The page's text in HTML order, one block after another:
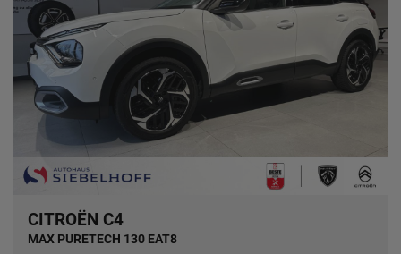
CITROËN C4
MAX PURETECH 130 EAT8